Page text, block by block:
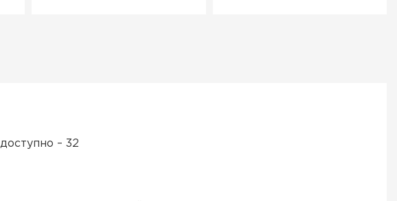
– 32